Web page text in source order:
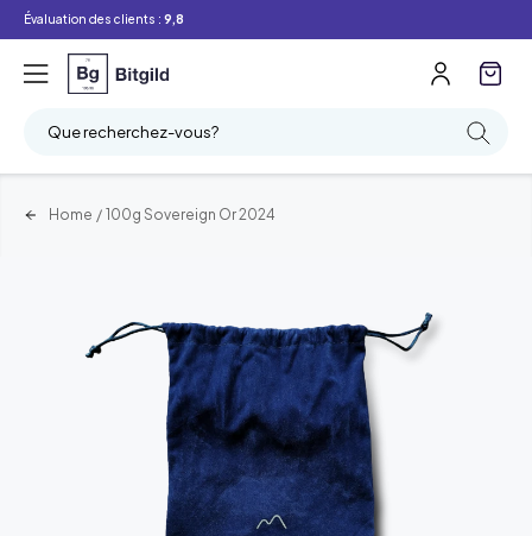
Évaluation des clients : 9,8
Que recherchez-vous?
Home / 100g Sovereign Or 2024